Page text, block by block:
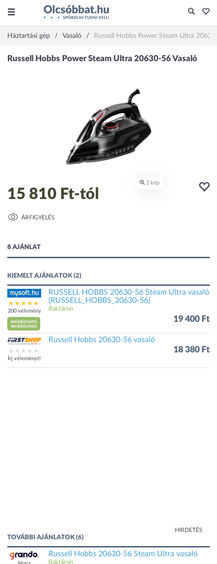
Háztartási gép Vasaló Russell Hobbs Power Steam Ultra
15 810 Ft-tól
ÁRFIGYELÉS
8 AJÁNLAT
KIEMELT AJÁNLATOK (2)
200 vélemény
RUSSELL HOBBS 20630-56 Steam Ultra vasaló
(RUSSELL_HOBBS_20630-56)
Raktáron
19 400 Ft
Írj véleményt!
Russell Hobbs 20630-56 vasaló
18 380 Ft
HIRDETÉS
TOVÁBBI AJÁNLATOK (6)
Russell Hobbs 20630-56 Steam Ultra vasaló
Raktáron